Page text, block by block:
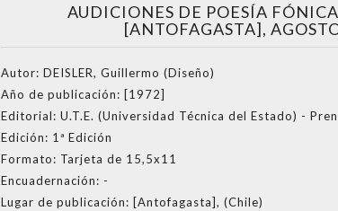
AUDICIONES DE POESÍA
[ANTOFAGASTA],
Autor: DEISLER, Guillermo (Diseño)
Año de publicación: [1972]
Editorial: U.T.E. (Universidad Técnica del Estado) -
Edición: 1ª Edición
Formato: Tarjeta de 15,5x11
Encuadernación: -
Lugar de publicación: [Antofagasta], (Chile)